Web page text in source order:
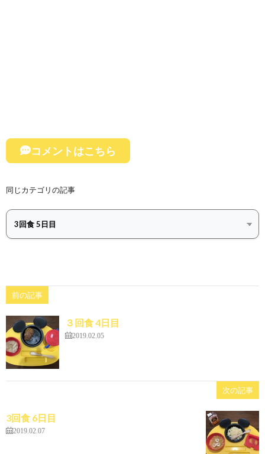
コメントはこちら
同じカテゴリの記事
前の記事
３回食 4日目
2019.02.05
次の記事
3回食 6日目
2019.02.07